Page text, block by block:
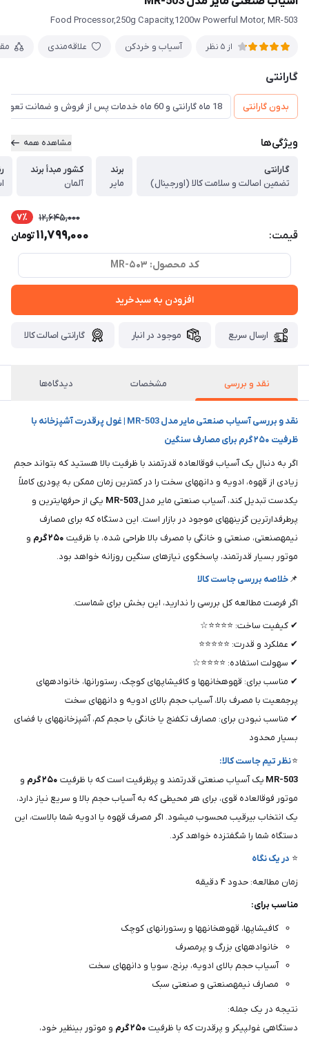
Food Processor,250g Capacity,1200w Powerful Motor, MR-503
از 5 نظر آسیاب و خردکن علاقه‌مندی
گارانتی
بدون گارانتی 18 ماه گارانتی و 60 ماه خدمات پس از فروش و ضمانت تعویض
ویژگی‌ها مشاهده همه
گارانتی
تضمین اصالت و سلامت کالا (اورجینال)
برند
مایر
کشور مبدأ برند
آلمان
قیمت:
12,645,000 7٪
11,799,000تومان
کد محصول: MR-503
افزودن به سبدخرید
ارسال سریع موجود در انبار گارانتی اصالت کالا
نقد و بررسی مشخصات دیدگاه‌ها
نقد و بررسی آسیاب صنعتی مایر مدل MR-503 | غول پرقدرت آشپزخانه با
ظرفیت ۲۵۰ گرم برای مصارف سنگین
اگر به دنبال یک آسیاب فوقالعاده قدرتمند با ظرفیت بالا هستید که بتواند حجم
زیادی از قهوه، ادویه و دانههای سخت را در کمترین زمان ممکن به پودری کاملاً
یکدست تبدیل کند، آسیاب صنعتی مایر مدل
یکی از حرفهایترین و
پرطرفدارترین گزینههای موجود در بازار است. این دستگاه که برای مصارف
نیمهصنعتی، صنعتی و خانگی با مصرف بالا طراحی شده، با ظرفیت ۲۵۰ گرم
و
موتور بسیار قدرتمند، پاسخگوی نیازهای سنگین روزانه خواهد بود.
📌خلاصه بررسی جاست کالا
اگر فرصت مطالعه کل بررسی را ندارید، این بخش برای شماست.
✔ کیفیت ساخت: ⭐⭐⭐⭐☆
✔ عملکرد و قدرت: ⭐⭐⭐⭐⭐
✔ سهولت استفاده: ⭐⭐⭐⭐☆
✔ مناسب برای: قهوهخانهها و کافیشاپهای کوچک، رستورانها، خانوادههای
پرجمعیت با مصرف بالا، آسیاب حجم بالای ادویه و دانههای سخت
✔ مناسب نبودن برای: مصارف تکفنج یا خانگی با حجم کم، آشپزخانههای با فضای
بسیار محدود
⭐نظر تیم جاست کالا:
MR-503 یک آسیاب صنعتی قدرتمند و پرظرفیت است که با ظرفیت ۲۵۰ گرم
و
موتور فوقالعاده قوی، برای هر محیطی که به آسیاب حجم بالا و سریع نیاز دارد،
یک انتخاب بیرقیب محسوب میشود. اگر مصرف قهوه یا ادویه شما بالاست، این
دستگاه شما را شگفتزده خواهد کرد.
⭐ در یک نگاه
زمان مطالعه: حدود ۴ دقیقه
مناسب برای:
کافیشاپها، قهوهخانهها و رستورانهای کوچک
خانوادههای بزرگ و پرمصرف
آسیاب حجم بالای ادویه، برنج، سویا و دانههای سخت
مصارف نیمهصنعتی و صنعتی سبک
نتیجه در یک جمله:
دستگاهی غولپیکر و پرقدرت که با ظرفیت ۲۵۰ گرم
و موتور بینظیر خود،